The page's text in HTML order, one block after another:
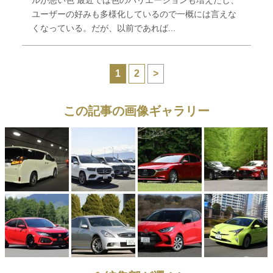
ユーザーの好みも多様化しているので一概には言えな
くなっている。だが、以前であれば...
1 2 >
この記事の画像ギャラリー